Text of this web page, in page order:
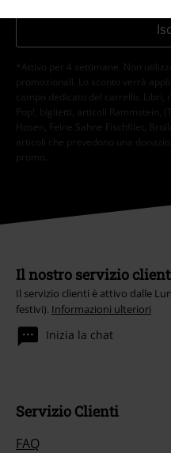
*Attivo per 4 settimane. Non
promozionali. Lo sconto verrà
campo dedicato del carrello. Libri,
Pop!, biglietti, articoli Rammstein,
Hosen, Feine Sahne Fischfilet,
articoli che prevedono una
promo.
Il nostro servizio
Il servizio clienti è attivo dalle
festivi). Informazioni ulteriori
Inizia la chat
Servizio Clienti
FAQ